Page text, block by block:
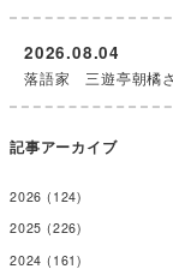
落語家 三遊亭朝橘
2026.08.04
記事アーカイブ
2026 (124)
2025 (226)
2024 (161)